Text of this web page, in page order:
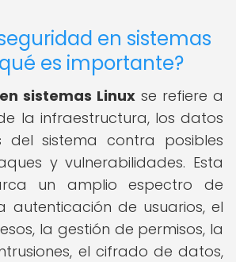
en sistemas
es importante?
sistemas Linux se refiere a
la infraestructura, los datos
del sistema contra posibles
y vulnerabilidades. Esta
un amplio espectro de
autenticación de usuarios, el
la gestión de permisos, la
el cifrado de datos,